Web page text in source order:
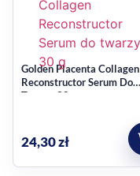
Golden Placenta Collagen
Reconstructor Serum Do
Twarzy 30 g
24,30zł